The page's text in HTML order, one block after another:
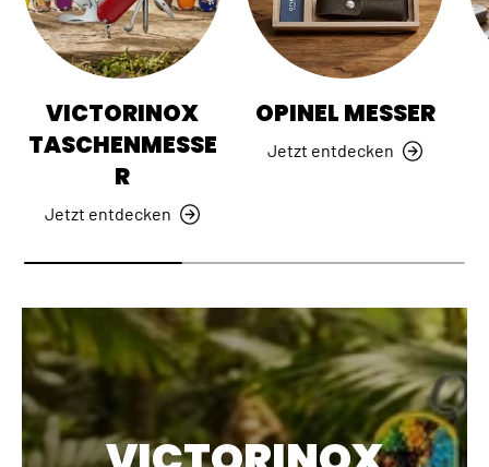
VICTORINOX
TASCHENMESSE
R
Jetzt entdecken
OPINEL MESSER
Jetzt entdecken